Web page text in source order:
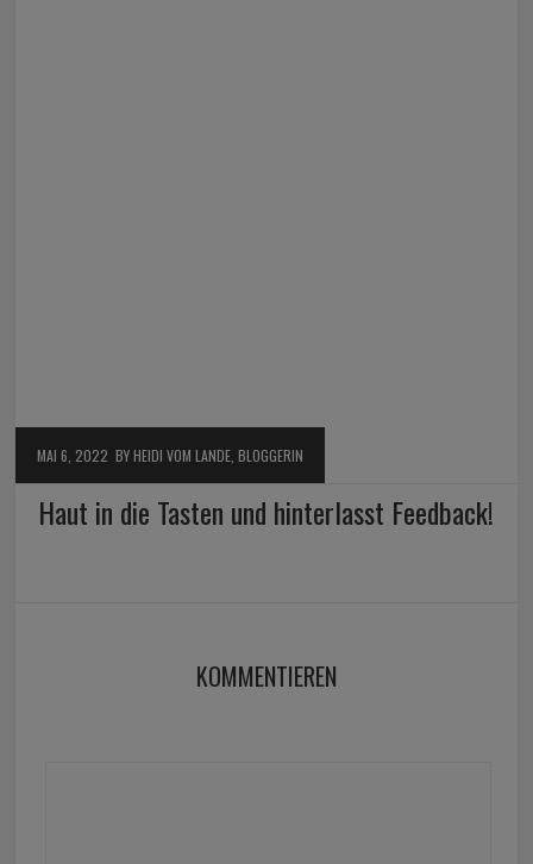
MAI 6, 2022 BY HEIDI VOM LANDE, BLOGGERIN
Haut in die Tasten und hinterlasst Feedback!
KOMMENTIEREN